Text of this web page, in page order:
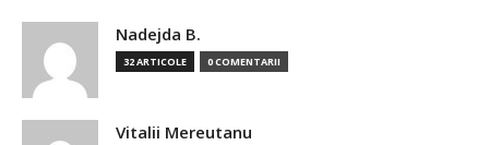
Nadejda B.
32 ARTICOLE 0 COMENTARII
Vitalii Mereutanu